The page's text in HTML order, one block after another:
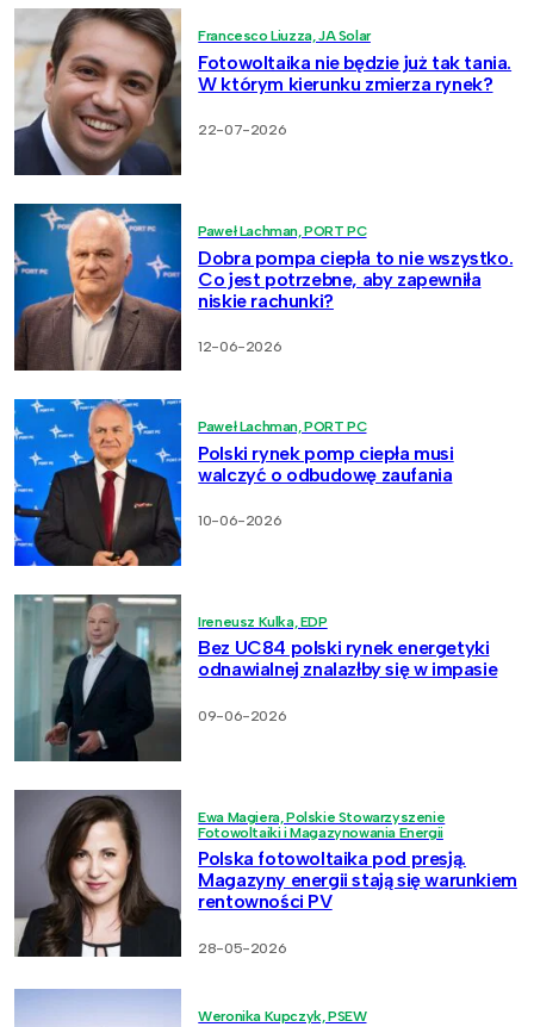
Francesco Liuzza, JA Solar
Fotowoltaika nie będzie już tak tania.
W którym kierunku zmierza rynek?
22-07-2026
Paweł Lachman, PORT PC
Dobra pompa ciepła to nie wszystko.
Co jest potrzebne, aby zapewniła
niskie rachunki?
12-06-2026
Paweł Lachman, PORT PC
Polski rynek pomp ciepła musi
walczyć o odbudowę zaufania
10-06-2026
Ireneusz Kulka, EDP
Bez UC84 polski rynek energetyki
odnawialnej znalazłby się w impasie
09-06-2026
Ewa Magiera, Polskie Stowarzyszenie
Fotowoltaiki i Magazynowania Energii
Polska fotowoltaika pod presją.
Magazyny energii stają się warunkiem
rentowności PV
28-05-2026
Weronika Kupczyk, PSEW